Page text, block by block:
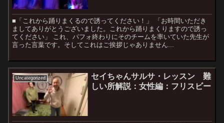
■「これから踊りまくるので誘ってください！」 「お時間いただき
ましてありがとうございました。これから踊りまくりますので誘っ
てください」 これ、パフォ終わりにそのチームを率いていた先生が
言った言葉です。そしてこれはご挨拶じゃありません...
Uncategorized
セイちゃんサルサ・レッスン 難
しい所解説：女性編：フリスビー